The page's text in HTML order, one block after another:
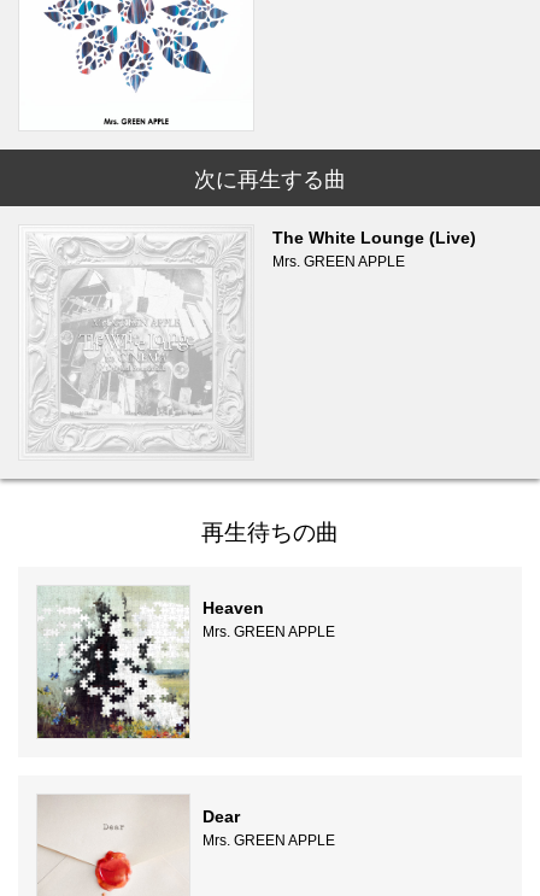
次に再生する曲
The White Lounge (Live)
Mrs. GREEN APPLE
再生待ちの曲
Heaven
Mrs. GREEN APPLE
Dear
Mrs. GREEN APPLE